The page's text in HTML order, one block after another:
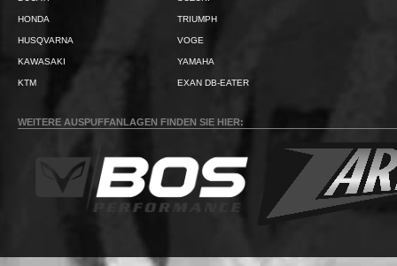
HONDA
HUSQVARNA
KAWASAKI
KTM
TRIUMPH
VOGE
YAMAHA
EXAN DB-EATER
WEITERE AUSPUFFANLAGEN FINDEN SIE HIER: